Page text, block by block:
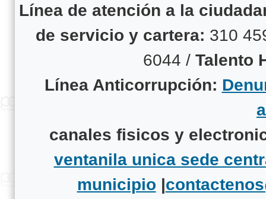
Línea de atención a la
de servicio y cartera: 310
6044 / Talento
Línea Anticorrupción:
canales fisicos y
ventanila unica sede
municipio |